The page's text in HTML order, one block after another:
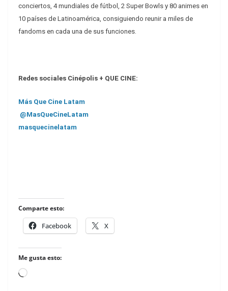
conciertos, 4 mundiales de fútbol, 2 Super Bowls y 80 animes en
10 países de Latinoamérica, consiguiendo reunir a miles de
fandoms en cada una de sus funciones.
Redes sociales Cinépolis + QUE CINE:
Más Que Cine Latam
@MasQueCineLatam
masquecinelatam
Comparte esto:
Facebook X
Me gusta esto:
Loading…